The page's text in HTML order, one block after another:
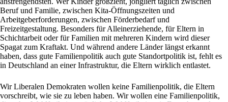
Beruf und Familie, zwischen Kita-Öffnungszeiten und
Arbeitgeberforderungen, zwischen Förderbedarf und
Freizeitgestaltung. Besonders für Alleinerziehende, für Eltern in
Schichtarbeit oder für Familien mit mehreren Kindern wird dieser
Spagat zum Kraftakt. Und während andere Länder längst erkannt
haben, dass gute Familienpolitik auch gute Standortpolitik ist, fehlt es
in Deutschland an einer Infrastruktur, die Eltern wirklich entlastet.
Wir Liberalen Demokraten wollen keine Familienpolitik, die Eltern
vorschreibt, wie sie zu leben haben. Wir wollen eine Familienpolitik,